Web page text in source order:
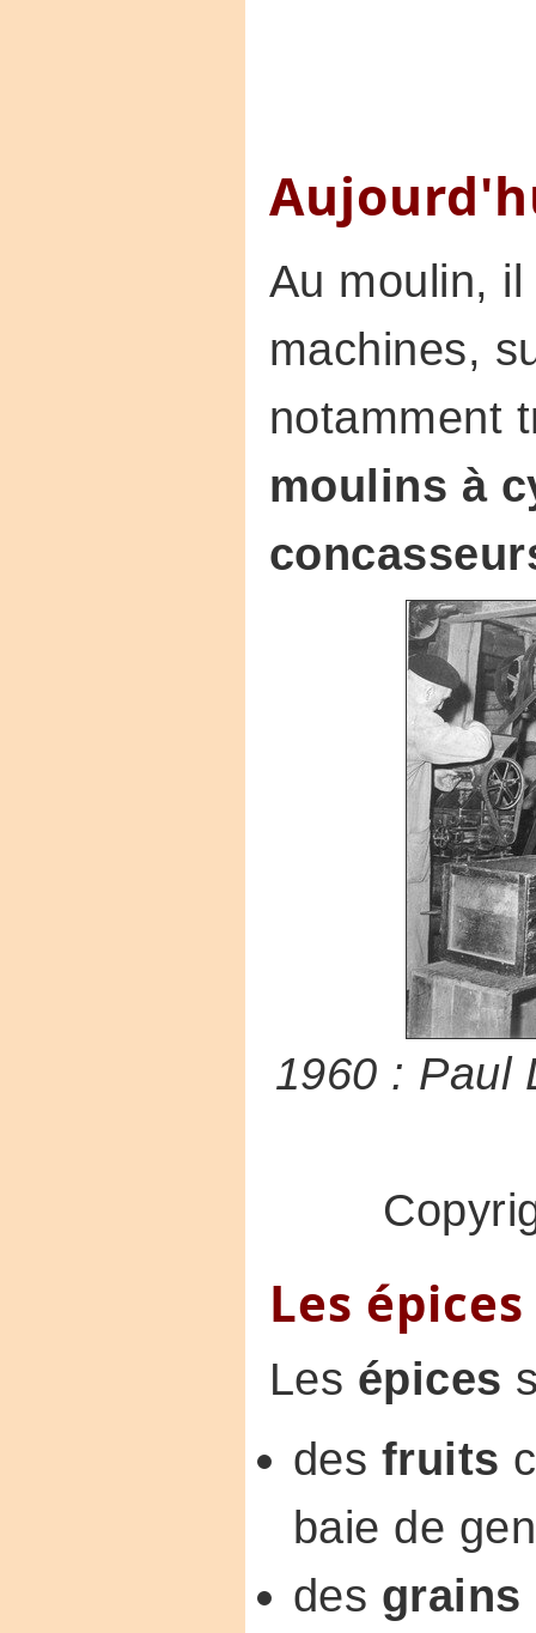
Au moulin,
machines,
notamment
moulins à
1960 : Paul
Les épices
Les épices
des fruits
baie de
des grains